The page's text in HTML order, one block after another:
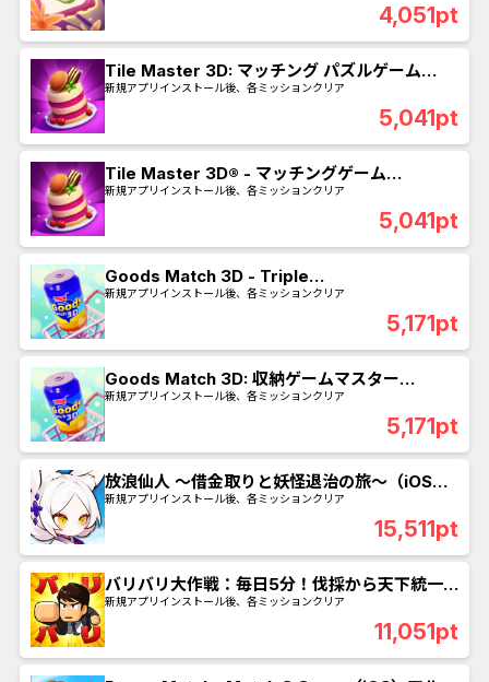
4,051pt
Tile Master 3D: マッチング パズルゲーム
（iOS）マルチミッション
新規アプリインストール後、各ミッションクリア
5,041pt
Tile Master 3D® - マッチングゲーム
（Android）マルチミッション
新規アプリインストール後、各ミッションクリア
5,041pt
Goods Match 3D - Triple
Master（Android）マルチミッション
新規アプリインストール後、各ミッションクリア
5,171pt
Goods Match 3D: 収納ゲームマスター
（iOS）マルチミッション
新規アプリインストール後、各ミッションクリア
5,171pt
放浪仙人 〜借金取りと妖怪退治の旅〜（iOS）
マルチミッション
新規アプリインストール後、各ミッションクリア
15,511pt
バリバリ大作戦：毎日5分！伐採から天下統一
（Android）マルチミッション
新規アプリインストール後、各ミッションクリア
11,051pt